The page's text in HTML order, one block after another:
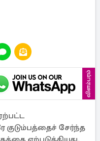
விளம்பரம்
குடும்பத்தைச் சேர்ந்த